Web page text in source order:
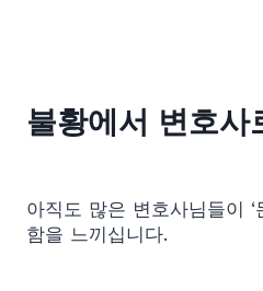
불황에서 변호사
아직도 많은 변호사님들이 ‘
함을 느끼십니다.